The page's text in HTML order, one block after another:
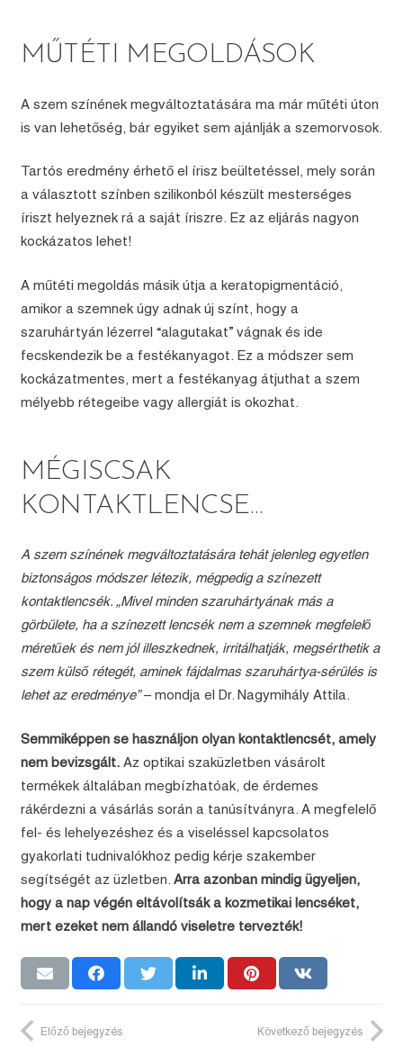
MŰTÉTI MEGOLDÁSOK
A szem színének megváltoztatására ma már műtéti úton
is van lehetőség, bár egyiket sem ajánlják a szemorvosok.
Tartós eredmény érhető el írisz beültetéssel, mely során
a választott színben szilikonból készült mesterséges
íriszt helyeznek rá a saját íriszre. Ez az eljárás nagyon
kockázatos lehet!
A műtéti megoldás másik útja a keratopigmentáció,
amikor a szemnek úgy adnak új színt, hogy a
szaruhártyán lézerrel “alagutakat” vágnak és ide
fecskendezik be a festékanyagot. Ez a módszer sem
kockázatmentes, mert a festékanyag átjuthat a szem
mélyebb rétegeibe vagy allergiát is okozhat.
MÉGISCSAK
KONTAKTLENCSE…
A szem színének megváltoztatására tehát jelenleg egyetlen
biztonságos módszer létezik, mégpedig a színezett
kontaktlencsék. „Mivel minden szaruhártyának más a
görbülete, ha a színezett lencsék nem a szemnek megfelelő
méretűek és nem jól illeszkednek, irritálhatják, megsérthetik a
szem külső rétegét, aminek fájdalmas szaruhártya-sérülés is
lehet az eredménye”– mondja el Dr. Nagymihály Attila.
Semmiképpen se használjon olyan kontaktlencsét, amely
nem bevizsgált.Az optikai szaküzletben vásárolt
termékek általában megbízhatóak, de érdemes
rákérdezni a vásárlás során a tanúsítványra. A megfelelő
fel- és lehelyezéshez és a viseléssel kapcsolatos
gyakorlati tudnivalókhoz pedig kérje szakember
segítségét az üzletben. Arra azonban mindig ügyeljen,
hogy a nap végén eltávolítsák a kozmetikai lencséket,
mert ezeket nem állandó viseletre tervezték!
Előző bejegyzés Következő bejegyzés